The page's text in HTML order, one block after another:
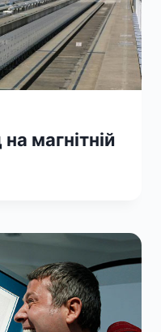
магнітній